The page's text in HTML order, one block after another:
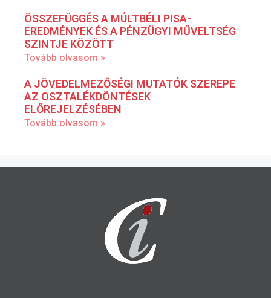
ÖSSZEFÜGGÉS A MÚLTBÉLI PISA-
EREDMÉNYEK ÉS A PÉNZÜGYI MŰVELTSÉG
SZINTJE KÖZÖTT
Tovább olvasom »
A JÖVEDELMEZŐSÉGI MUTATÓK SZEREPE
AZ OSZTALÉKDÖNTÉSEK
ELŐREJELZÉSÉBEN
Tovább olvasom »